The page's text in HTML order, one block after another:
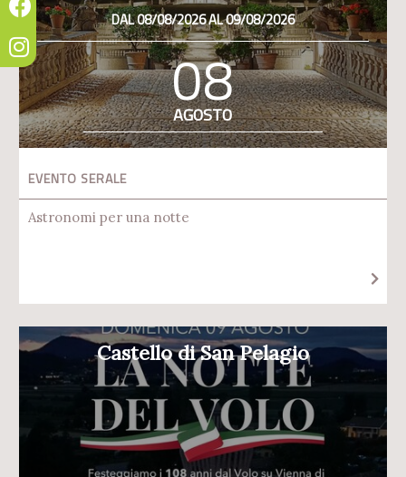
DAL 08/08/2026 AL 09/08/2026
08
AGOSTO
EVENTO SERALE
Astronomi per una notte
Castello di San Pelagio